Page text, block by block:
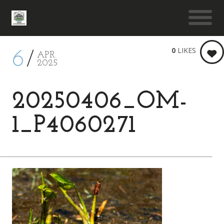
6
APR.
2025
20250406_OM-
1_P4060271
0 LIKES